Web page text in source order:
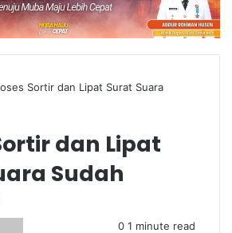
Sortir dan Lipat Surat Suara
dan Lipat
Sudah
0 1 minute read